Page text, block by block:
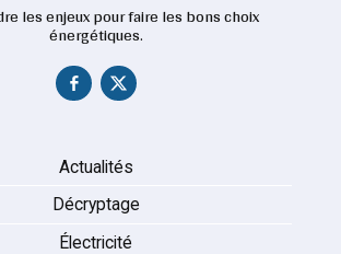
les enjeux pour faire les bons choix
énergétiques.
Actualités
Décryptage
Électricité